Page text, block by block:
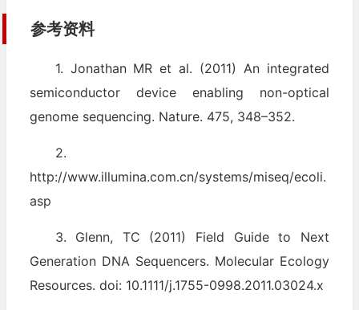
参考资料
1. Jonathan MR et al. (2011) An integrated
semiconductor device enabling non-optical
genome sequencing. Nature. 475, 348–352.
2.
http://www.illumina.com.cn/systems/miseq/ecoli.
asp
3. Glenn, TC (2011) Field Guide to Next
Generation DNA Sequencers. Molecular Ecology
Resources. doi: 10.1111/j.1755-0998.2011.03024.x